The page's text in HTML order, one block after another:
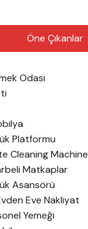
Öne Çıkanlar
Odası
Platformu
Cleaning Machine
Matkaplar
Asansörü
Eve Nakliyat
Yemeği